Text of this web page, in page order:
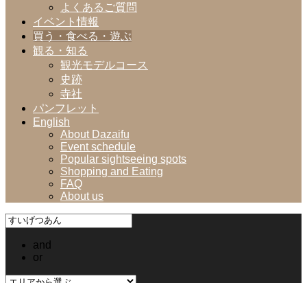
よくあるご質問
イベント情報
買う・食べる・遊ぶ
観る・知る
観光モデルコース
史跡
寺社
パンフレット
English
About Dazaifu
Event schedule
Popular sightseeing spots
Shopping and Eating
FAQ
About us
and
or